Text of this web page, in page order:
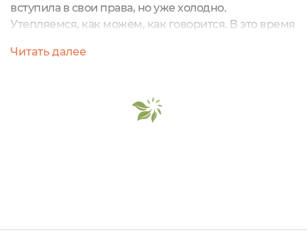
вступила в свои права, но уже холодно.
Утепляемся, как можем, как говорится. В это время
яркими, цитрусовыми или фруктовыми ароматами,
средств - облепиховый гель для душа с
ферментами ржи от бренда Botavikos. ...
Читать далее